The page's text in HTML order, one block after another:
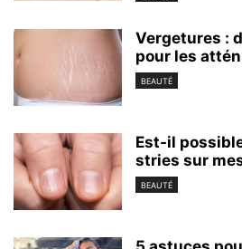
Vergetures :
pour les
BEAUTÉ
Est-il
stries sur
BEAUTÉ